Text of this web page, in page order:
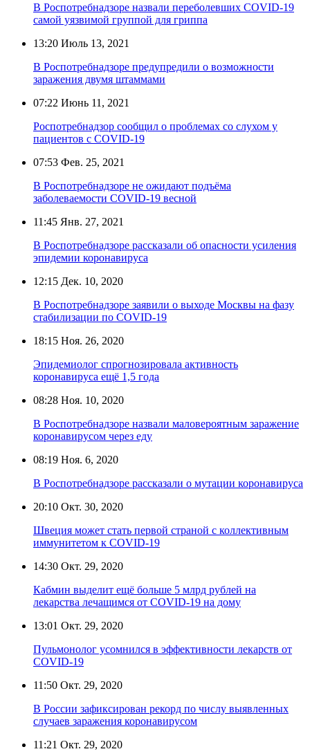
В Роспотребнадзоре назвали переболевших COVID-19
самой уязвимой группой для гриппа
13:20 Июль 13, 2021
В Роспотребнадзоре предупредили о возможности
заражения двумя штаммами
07:22 Июнь 11, 2021
Роспотребнадзор сообщил о проблемах со слухом у
пациентов с COVID-19
07:53 Фев. 25, 2021
В Роспотребнадзоре не ожидают подъёма
заболеваемости COVID-19 весной
11:45 Янв. 27, 2021
В Роспотребнадзоре рассказали об опасности усиления
эпидемии коронавируса
12:15 Дек. 10, 2020
В Роспотребнадзоре заявили о выходе Москвы на фазу
стабилизации по COVID-19
18:15 Ноя. 26, 2020
Эпидемиолог спрогнозировала активность
коронавируса ещё 1,5 года
08:28 Ноя. 10, 2020
В Роспотребнадзоре назвали маловероятным заражение
коронавирусом через еду
08:19 Ноя. 6, 2020
В Роспотребнадзоре рассказали о мутации коронавируса
20:10 Окт. 30, 2020
Швеция может стать первой страной с коллективным
иммунитетом к COVID-19
14:30 Окт. 29, 2020
Кабмин выделит ещё больше 5 млрд рублей на
лекарства лечащимся от COVID-19 на дому
13:01 Окт. 29, 2020
Пульмонолог усомнился в эффективности лекарств от
COVID-19
11:50 Окт. 29, 2020
В России зафиксирован рекорд по числу выявленных
случаев заражения коронавирусом
11:21 Окт. 29, 2020